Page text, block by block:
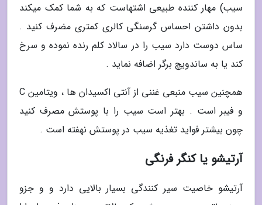
سیب) مهار کننده طبیعی اشتهاست که به شما کمک میکند
بدون داشتن احساس گرسنگی کالری کمتری مضرف کنید .
ساس دوست دارد سیب را در سالاد کلم رنده نموده و سرخ
کند یا به ساندویچ برگر اضافه نماید .
همچنین سیب منبعی غننی از آنتی اکسیدان ها ، ویتامین C
و فیبر است . بهتر است سیب را با پوستش مصرف کنید
چون بیشتر فواید تغذیه سیب در پوستش نهفته است .
آرتیشو یا کنگر فرنگی
آرتیشو خاصیت سیر کنندگی بسیار بالایی دارد و و جزو